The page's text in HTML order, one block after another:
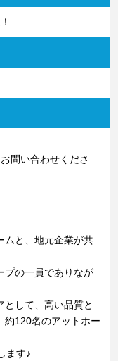
問い合わせくださ
と、地元企業が共
の一員でありなが
して、高い品質と
約120名のアットホー
ます♪